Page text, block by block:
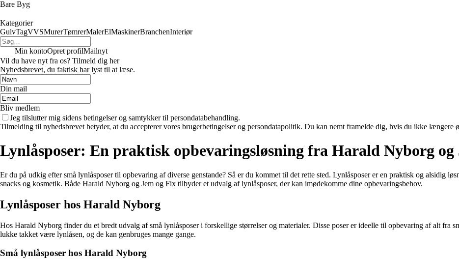
Bare Byg
Kategorier
GulvTagVVSMurerTømrerMalerElMaskinerBranchenInteriør
Min kontoOpret profilMailnyt
Vil du have nyt fra os? Tilmeld dig her
Nyhedsbrevet, du faktisk har lyst til at læse.
Din mail
Bliv medlem
Jeg tilslutter mig sidens betingelser og samtykker til persondatabehandling.
Tilmelding til nyhedsbrevet betyder, at du accepterer vores brugerbetingelser og persondatapolitik. Du kan nemt framelde dig, hvis du ikke længere
Lynlåsposer: En praktisk opbevaringsløsning fra Harald Nyborg og
Er du på udkig efter små lynlåsposer til opbevaring af diverse genstande? Så er du kommet til det rette sted. Lynlåsposer er en praktisk og alsidig
snacks og kosmetik. Både Harald Nyborg og Jem og Fix tilbyder et udvalg af lynlåsposer, der kan imødekomme dine opbevaringsbehov.
Lynlåsposer hos Harald Nyborg
Hos Harald Nyborg finder du et bredt udvalg af små lynlåsposer i forskellige størrelser og materialer. Disse poser er ideelle til opbevaring af alt fra
lukke takket være lynlåsen, og de kan genbruges mange gange.
Små lynlåsposer hos Harald Nyborg